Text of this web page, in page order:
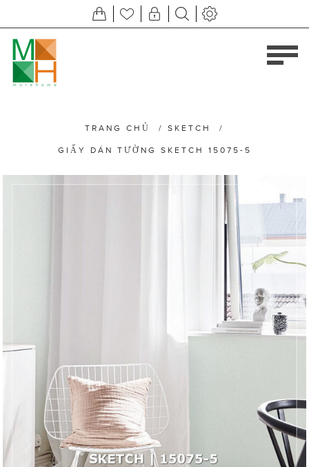
TRANG CHỦ / SKETCH /
GIẤY DÁN TƯỜNG SKETCH 15075-5